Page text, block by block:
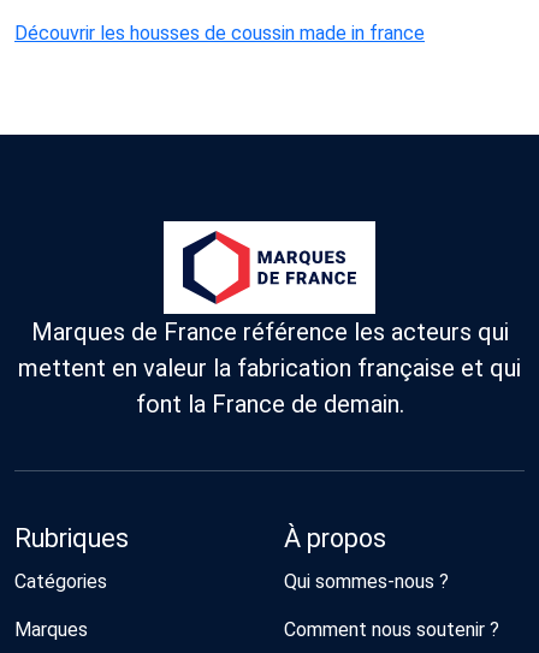
Découvrir les housses de coussin made in france
Marques de France référence les acteurs qui
mettent en valeur la fabrication française et qui
font la France de demain.
Rubriques
Catégories
Marques
À propos
Qui sommes-nous ?
Comment nous soutenir ?